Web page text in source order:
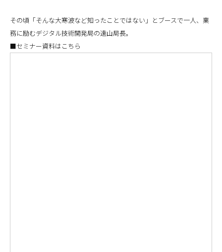
その頃「そんな大寒波など知ったことではない」とブースで一人、業
務に励むデジタル技術開発局の遠山局長。
■セミナー資料はこちら